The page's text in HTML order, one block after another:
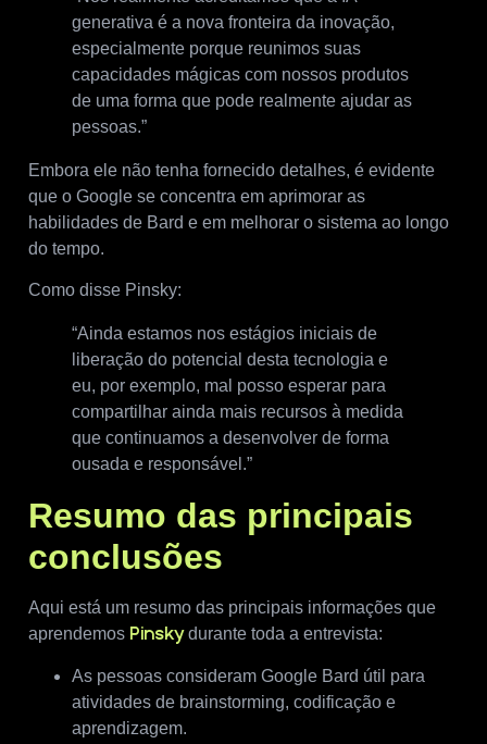
generativa é a nova fronteira da inovação,
especialmente porque reunimos suas
capacidades mágicas com nossos produtos
de uma forma que pode realmente ajudar as
pessoas.”
Embora ele não tenha fornecido detalhes, é evidente
que o Google se concentra em aprimorar as
habilidades de Bard e em melhorar o sistema ao longo
do tempo.
Como disse Pinsky:
“Ainda estamos nos estágios iniciais de
liberação do potencial desta tecnologia e
eu, por exemplo, mal posso esperar para
compartilhar ainda mais recursos à medida
que continuamos a desenvolver de forma
ousada e responsável.”
Resumo das principais
conclusões
Aqui está um resumo das principais informações que
aprendemos Pinskydurante toda a entrevista:
As pessoas consideram Google Bard útil para
atividades de brainstorming, codificação e
aprendizagem.